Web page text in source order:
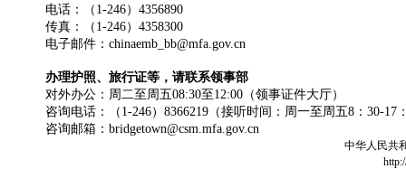
电话：（1-246）4356890
传真：（1-246）4358300
电子邮件：chinaemb_bb@mfa.gov.cn
办理护照、旅行证等，请联系领事部
对外办公：周二至周五08:30至12:00（领事证件大厅）
咨询电话：（1-246）8366219（接听时间：周一至周五8：30-17
咨询邮箱：bridgetown@csm.mfa.gov.cn
中华人民共